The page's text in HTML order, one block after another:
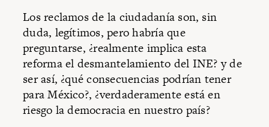
Los reclamos de la ciudadanía son, sin
duda, legítimos, pero habría que
preguntarse, ¿realmente implica esta
reforma el desmantelamiento del INE? y de
ser así, ¿qué consecuencias podrían tener
para México?, ¿verdaderamente está en
riesgo la democracia en nuestro país?